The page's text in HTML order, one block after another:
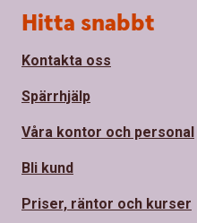
Sidfot
Hitta snabbt
Kontakta oss
Spärrhjälp
Våra kontor och personal
Bli kund
Priser, räntor och kurser